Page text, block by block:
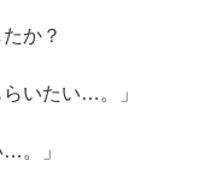
か？
いたい…。」
…。」